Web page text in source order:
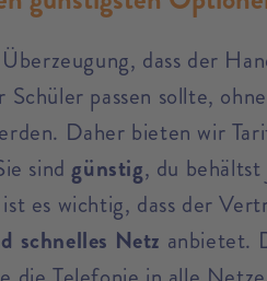
dass der
passen sollte,
Daher bieten wir
sindgünstig, du
es wichtig, dass der
schnelles Netz anbietet.